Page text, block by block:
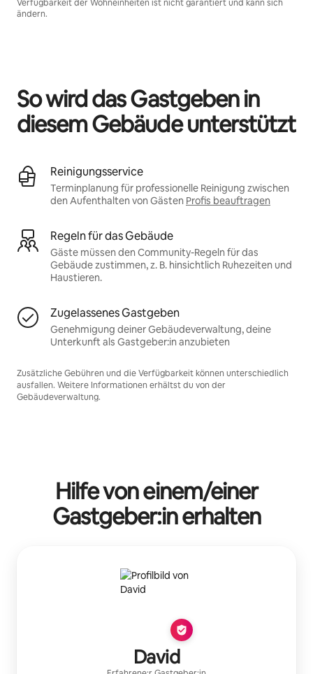
Verfügbarkeit der Wohneinheiten ist nicht garantiert und kann sich
ändern.
So wird das Gastgeben in
diesem Gebäude unterstützt
Reinigungsservice
Terminplanung für professionelle Reinigung zwischen
den Aufenthalten von Gästen Profis beauftragen
Regeln für das Gebäude
Gäste müssen den Community-Regeln für das
Gebäude zustimmen, z. B. hinsichtlich Ruhezeiten und
Haustieren.
Zugelassenes Gastgeben
Genehmigung deiner Gebäudeverwaltung, deine
Unterkunft als Gastgeber:in anzubieten
Zusätzliche Gebühren und die Verfügbarkeit können unterschiedlich
ausfallen. Weitere Informationen erhältst du von der
Gebäudeverwaltung.
Hilfe von einem/einer
Gastgeber:in erhalten
David